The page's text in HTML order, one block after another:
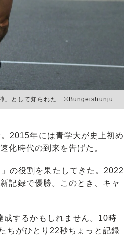
神」として知られた ©Bungeishunju
2015年には青学大が史上初め
化時代の到来を告げた。
の役割を果たしてきた。2022
記録で優勝。このとき、キャ
成するかもしれません。10時
ちがひとり22秒ちょっと記録